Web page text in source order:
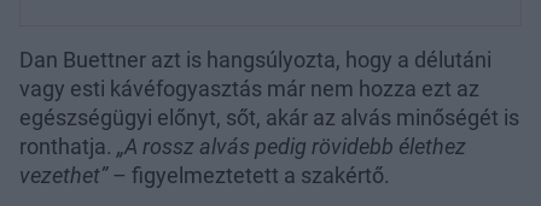
Dan Buettner azt is hangsúlyozta, hogy a délutáni
vagy esti kávéfogyasztás már nem hozza ezt az
egészségügyi előnyt, sőt, akár az alvás minőségét is
ronthatja. „A rossz alvás pedig rövidebb élethez
vezethet”– figyelmeztetett a szakértő.